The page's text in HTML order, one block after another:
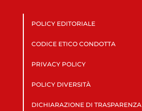
POLICY EDITORIALE
CODICE ETICO CONDOTTA
PRIVACY POLICY
POLICY DIVERSITÀ
DICHIARAZIONE DI TRASPARENZA